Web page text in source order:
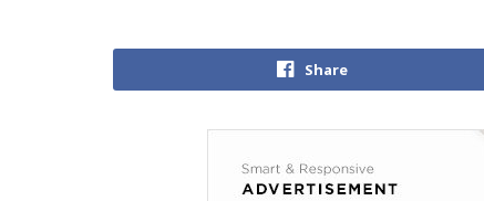
Share